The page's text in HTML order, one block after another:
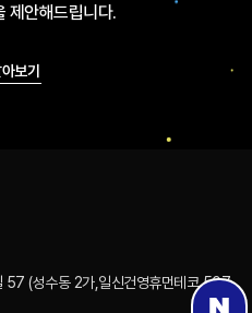
제안해드립니다.
보기
57 (성수동 2가,일신건영휴먼테코 507